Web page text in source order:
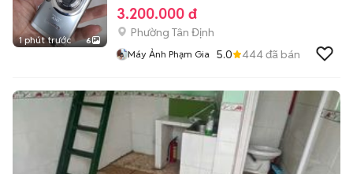
1 phút trước 6
3.200.000 đ
Phường Tân Định
Máy Ảnh Phạm Gia 5.0 444đã bán